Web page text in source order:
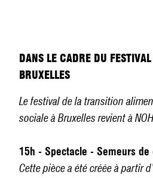
DANS LE CADRE DU
BRUXELLES
Le festival de la transition
sociale à Bruxelles revient à
15h - Spectacle - Semeurs de
Cette pièce a été créée à partir